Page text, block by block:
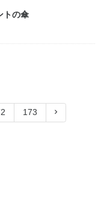
トの傘
173